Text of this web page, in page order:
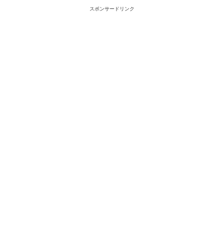
スポンサードリンク